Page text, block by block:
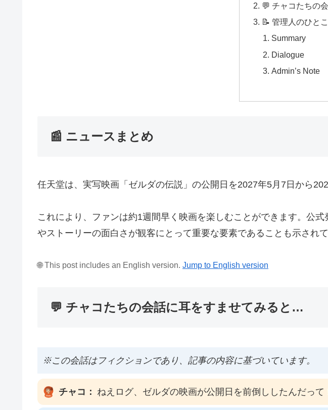
💬 チャコたちの
📝 管理人のひと
Summary
Dialogue
Admin’s Note
📰 ニュースまとめ
任天堂は、実写映画「ゼルダの伝説」の公開日を2027年5月7日から
これにより、ファンは約1週間早く映画を楽しむことができます。公
やストーリーの面白さが観客にとって重要な要素であることも示されて
🌐 This post includes an English version. Jump to English version
💬 チャコたちの会話に耳をすませてみると…
※この会話はフィクションであり、記事の内容に基づいています。
チャコ： ねえログ、ゼルダの映画が公開日を前倒ししたんだって